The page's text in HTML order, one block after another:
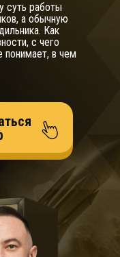
суть работы
а обычную
Как
с чего
понимает, в чем